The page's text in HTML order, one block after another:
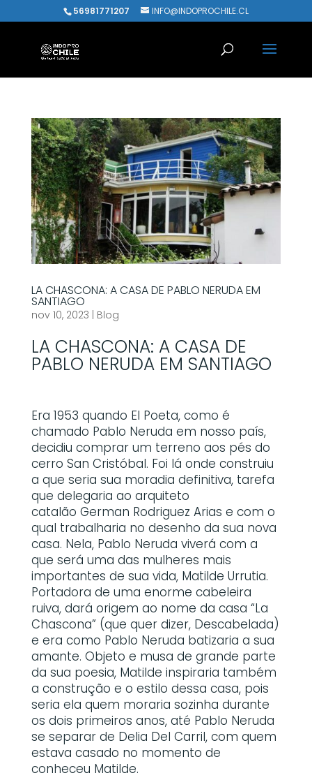
56981771207 INFO@INDOPROCHILE.CL
LA CHASCONA: A CASA DE PABLO NERUDA EM
SANTIAGO
nov 10, 2023 Blog
LA CHASCONA: A CASA DE
PABLO NERUDA EM SANTIAGO
Era 1953 quando El Poeta, como é
chamado Pablo Neruda em nosso país,
decidiu comprar um terreno aos pés do
cerro San Cristóbal. Foi lá onde construiu
a que seria sua moradia definitiva, tarefa
que delegaria ao arquiteto
catalão German Rodriguez Arias e com o
qual trabalharia no desenho da sua nova
casa. Nela, Pablo Neruda viverá com a
que será uma das mulheres mais
importantes de sua vida, Matilde Urrutia.
Portadora de uma enorme cabeleira
ruiva, dará origem ao nome da casa “La
Chascona” (que quer dizer, Descabelada)
e era como Pablo Neruda batizaria a sua
amante. Objeto e musa de grande parte
da sua poesia, Matilde inspiraria também
a construção e o estilo dessa casa, pois
seria ela quem moraria sozinha durante
os dois primeiros anos, até Pablo Neruda
se separar de Delia Del Carril, com quem
estava casado no momento de
conheceu Matilde.